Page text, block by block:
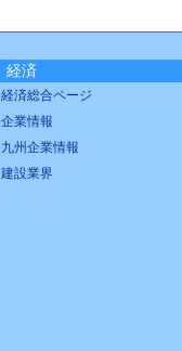
経済
経済総合ページ
企業情報
九州企業情報
建設業界